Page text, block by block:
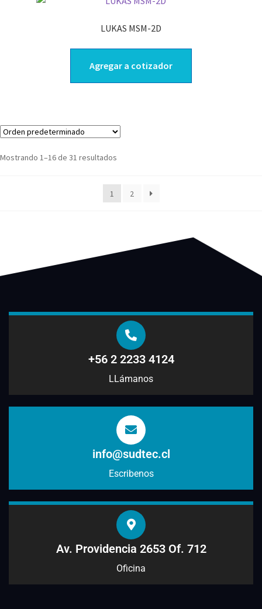
LUKAS MSM-2D
Agregar a cotizador
Mostrando 1–16 de 31 resultados
1 2
+56 2 2233 4124
LLámanos
info@sudtec.cl
Escribenos
Av. Providencia 2653 Of. 712
Oficina